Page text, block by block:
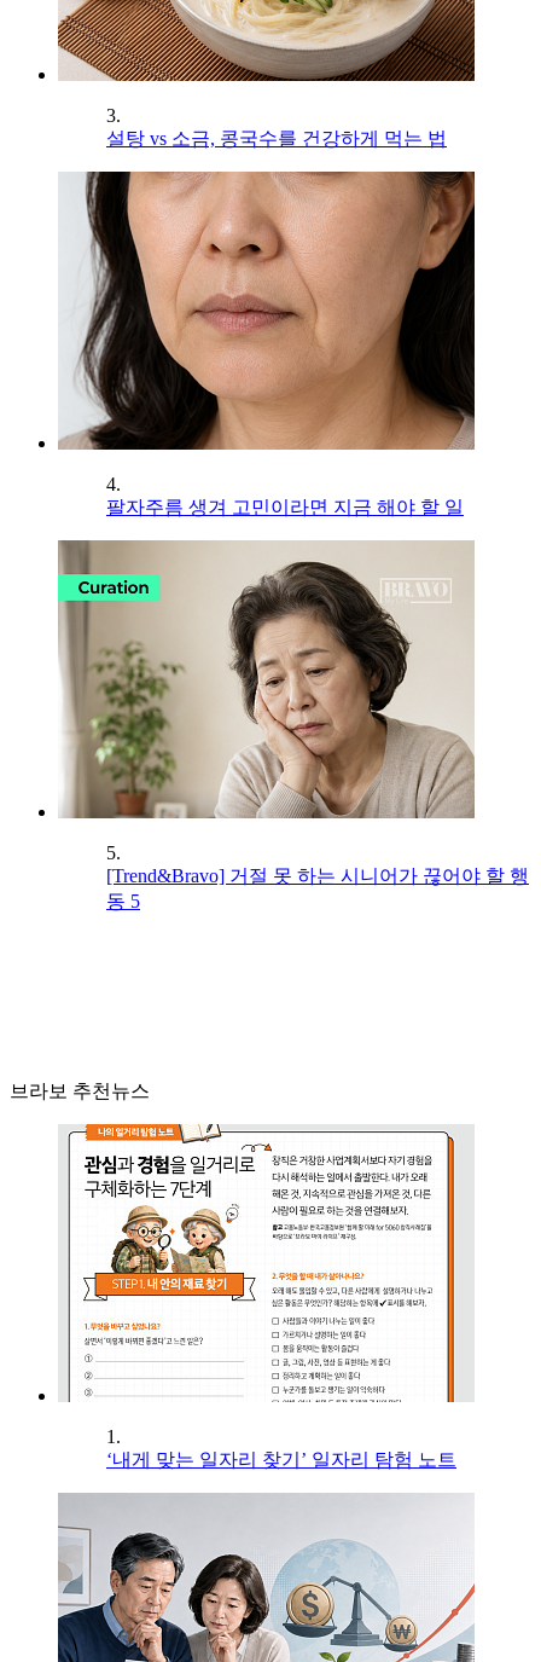
3.
설탕 vs 소금, 콩국수를 건강하게 먹는 법
4.
팔자주름 생겨 고민이라면 지금 해야 할 일
5.
[Trend&Bravo] 거절 못 하는 시니어가 끊어야 할 행
동 5
브라보 추천뉴스
1.
‘내게 맞는 일자리 찾기’ 일자리 탐험 노트